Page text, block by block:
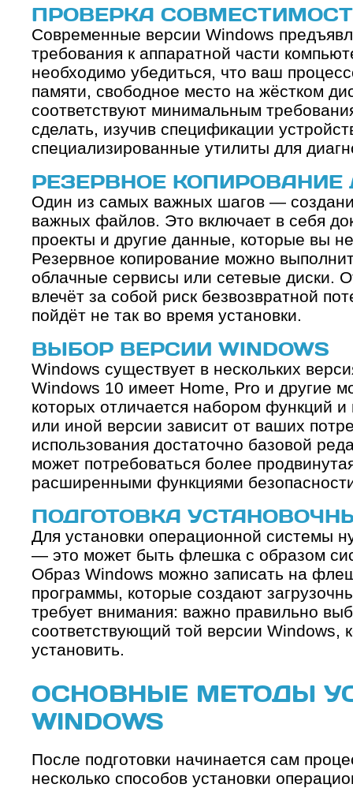
ПРОВЕРКА
Современные версии Windows
требования к аппаратной части
необходимо убедиться, что ваш
памяти, свободное место на жёстком
соответствуют минимальным
сделать, изучив спецификации
специализированные утилиты для
РЕЗЕРВНОЕ
Один из самых важных шагов —
важных файлов. Это включает в себя
проекты и другие данные, которые вы
Резервное копирование можно
облачные сервисы или сетевые диски.
влечёт за собой риск безвозвратной
пойдёт не так во время установки.
ВЫБОР ВЕРСИИ WINDOWS
Windows существует в нескольких
Windows 10 имеет Home, Pro и другие
которых отличается набором функций
или иной версии зависит от ваших
использования достаточно базовой
может потребоваться более
расширенными функциями
ПОДГОТОВКА
Для установки операционной системы
— это может быть флешка с образом
Образ Windows можно записать на
программы, которые создают
требует внимания: важно правильно
соответствующий той версии Windows,
установить.
ОСНОВНЫЕ МЕТОДЫ
WINDOWS
После подготовки начинается сам
несколько способов установки